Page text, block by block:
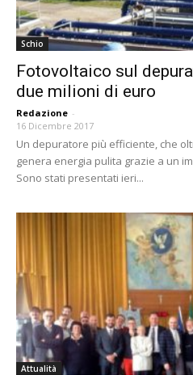
Schio
Fotovoltaico sul
due milioni di euro
Redazione -
16 Dicembre 2017
Un depuratore più efficiente, che
genera energia pulita grazie a un
Sono stati presentati ieri...
Attualità